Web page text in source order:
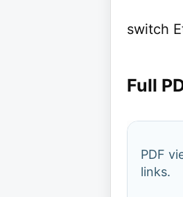
switch
Full
PDF
links.